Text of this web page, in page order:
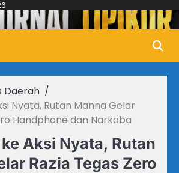
Daerah
Nyata, Rutan Manna Gelar
Handphone dan Narkoba
Aksi Nyata, Rutan
Razia Tegas Zero